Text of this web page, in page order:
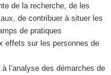
de la recherche, de les
de contribuer à situer les
de pratiques
effets sur les personnes de
l’analyse des démarches de